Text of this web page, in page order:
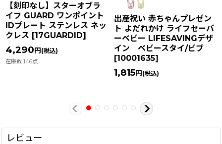
【刻印なし】スターオブラ
イフ GUARD ワンポイント
IDプレート ステンレス ネッ
クレス [17GUARDID]
4,290円(税込)
在庫数 146点
出産祝い 赤ちゃんプレゼン
ト よだれかけ ライフセーバ
ーベビー LIFESAVINGデザ
イン ベビースタイ/ビブ
[10001635]
1,815円(税込)
レビュー